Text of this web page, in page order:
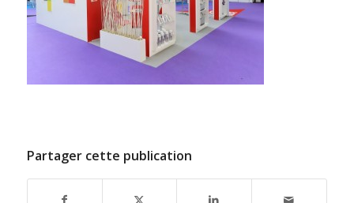
Partager cette publication